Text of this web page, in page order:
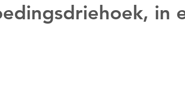
in